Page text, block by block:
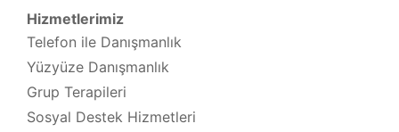
Hizmetlerimiz
Telefon ile Danışmanlık
Yüzyüze Danışmanlık
Grup Terapileri
Sosyal Destek Hizmetleri